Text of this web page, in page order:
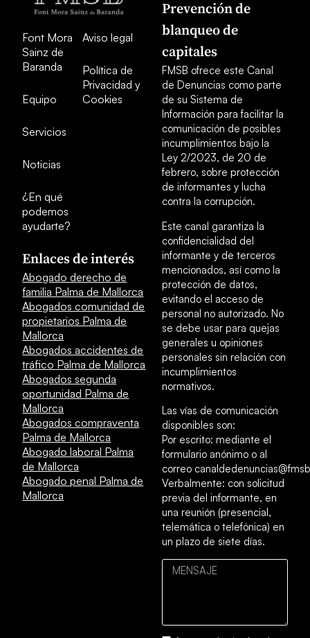
Font Mora
Sainz de
Baranda
Equipo
Servicios
Noticias
¿En qué
podemos
ayudarte?
Aviso legal
Política de
Privacidad y
Cookies
Enlaces de interés
Abogado derecho de
familia Palma de Mallorca
Abogados comunidad de
propietarios Palma de
Mallorca
Abogados accidentes de
tráfico Palma de Mallorca
Abogados segunda
oportunidad Palma de
Mallorca
Abogados compraventa
Palma de Mallorca
Abogado laboral Palma
de Mallorca
Abogado penal Palma de
Mallorca
Prevención de
blanqueo de
capitales
FMSB ofrece este Canal
de Denuncias como parte
de su Sistema de
Información para facilitar la
comunicación de posibles
incumplimientos bajo la
Ley 2/2023, de 20 de
febrero, sobre protección
de informantes y lucha
contra la corrupción.
Este canal garantiza la
confidencialidad del
informante y de terceros
mencionados, así como la
protección de datos,
evitando el acceso de
personal no autorizado. No
se debe usar para quejas
generales u opiniones
personales sin relación con
incumplimientos
normativos.
Las vías de comunicación
disponibles son:
Por escrito: mediante el
formulario anónimo o al
correo
Verbalmente: con solicitud
previa del informante, en
una reunión (presencial,
telemática o telefónica) en
un plazo de siete días.